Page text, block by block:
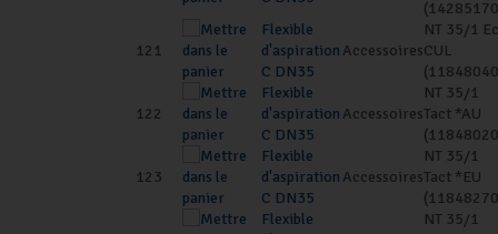
121
Flexible
d'aspiration
C DN35
Accessoires
NT 35/1
CUL
122
Flexible
d'aspiration
C DN35
Accessoires
NT 35/1
Tact *AU
123
Flexible
d'aspiration
C DN35
Accessoires
NT 35/1
Tact *EU
Flexible
NT 35/1